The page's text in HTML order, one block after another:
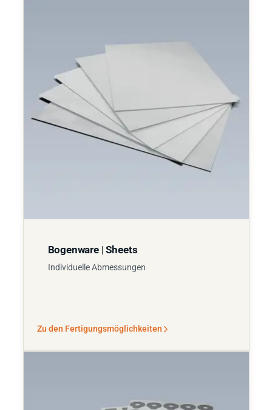
Bogenware | Sheets
Individuelle Abmessungen
Zu den Fertigungsmöglichkeiten